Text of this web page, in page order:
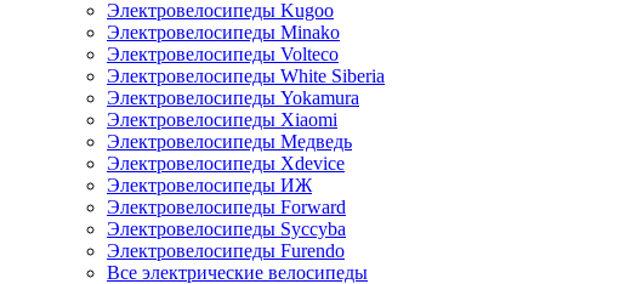
Электровелосипеды Kugoo
Электровелосипеды Minako
Электровелосипеды Volteco
Электровелосипеды White Siberia
Электровелосипеды Yokamura
Электровелосипеды Xiaomi
Электровелосипеды Медведь
Электровелосипеды Xdevice
Электровелосипеды ИЖ
Электровелосипеды Forward
Электровелосипеды Syccyba
Электровелосипеды Furendo
Все электрические велосипеды